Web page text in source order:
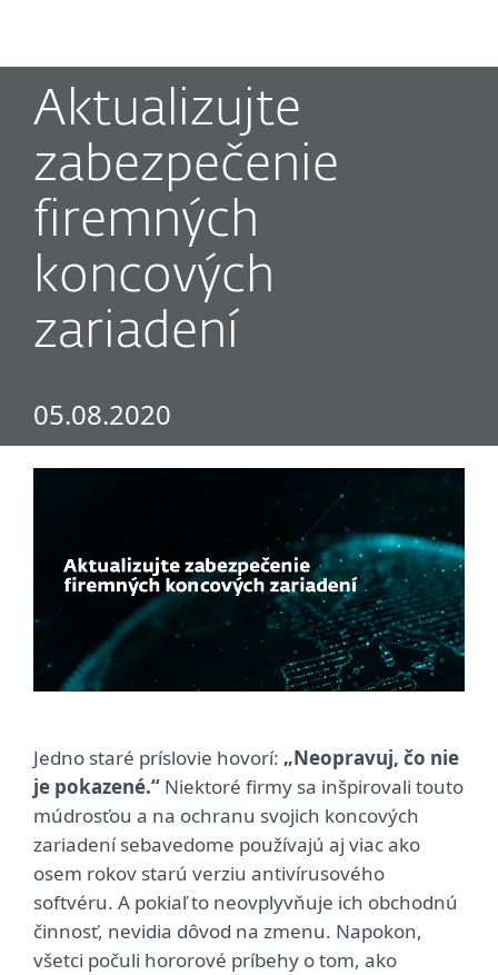
Aktualizujte
zabezpečenie
firemných
koncových
zariadení
05.08.2020
Jedno staré príslovie hovorí: „Neopravuj, čo nie
je pokazené.“ Niektoré firmy sa inšpirovali touto
múdrosťou a na ochranu svojich koncových
zariadení sebavedome používajú aj viac ako
osem rokov starú verziu antivírusového
softvéru. A pokiaľ to neovplyvňuje ich obchodnú
činnosť, nevidia dôvod na zmenu. Napokon,
všetci počuli hororové príbehy o tom, ako